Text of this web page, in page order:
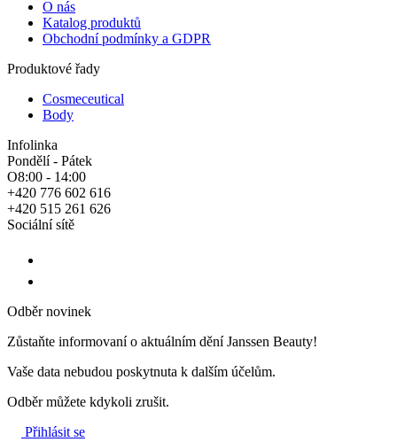
O nás
Katalog produktů
Obchodní podmínky a GDPR
Produktové řady
Cosmeceutical
Body
Infolinka
Pondělí - Pátek
O8:00 - 14:00
+420 776 602 616
+420 515 261 626
Sociální sítě
Odběr novinek
Zůstaňte informovaní o aktuálním dění Janssen Beauty!
Vaše data nebudou poskytnuta k dalším účelům.
Odběr můžete kdykoli zrušit.
Přihlásit se